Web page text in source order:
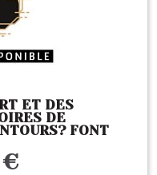
ET DES
DE
FONT
€